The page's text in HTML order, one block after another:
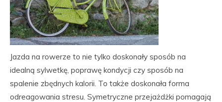
Jazda na rowerze to nie tylko doskonały sposób na
idealną sylwetkę, poprawę kondycji czy sposób na
spalenie zbędnych kalorii. To także doskonała forma
odreagowania stresu. Symetryczne przejażdżki pomagają